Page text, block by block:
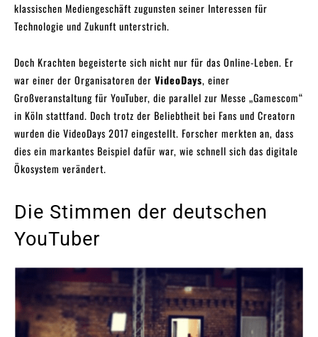
klassischen Mediengeschäft zugunsten seiner Interessen für
Technologie und Zukunft unterstrich.
Doch Krachten begeisterte sich nicht nur für das Online-Leben. Er
war einer der Organisatoren der VideoDays, einer
Großveranstaltung für YouTuber, die parallel zur Messe „Gamescom“
in Köln stattfand. Doch trotz der Beliebtheit bei Fans und Creatorn
wurden die VideoDays 2017 eingestellt. Forscher merkten an, dass
dies ein markantes Beispiel dafür war, wie schnell sich das digitale
Ökosystem verändert.
Die Stimmen der deutschen
YouTuber